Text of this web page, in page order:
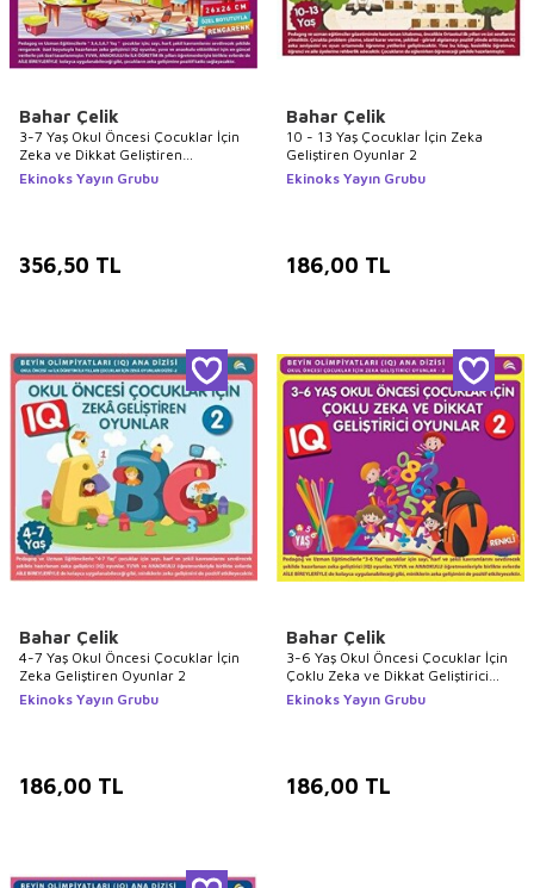
Bahar Çelik
3-7 Yaş Okul Öncesi Çocuklar İçin
Zeka ve Dikkat Geliştiren
Etkinlikler 1
Ekinoks Yayın Grubu
356,50 TL
Bahar Çelik
10 - 13 Yaş Çocuklar İçin Zeka
Geliştiren Oyunlar 2
Ekinoks Yayın Grubu
186,00 TL
Bahar Çelik
4-7 Yaş Okul Öncesi Çocuklar İçin
Zeka Geliştiren Oyunlar 2
Ekinoks Yayın Grubu
186,00 TL
Bahar Çelik
3-6 Yaş Okul Öncesi Çocuklar İçin
Çoklu Zeka ve Dikkat Geliştirici
Oyunlar 2
Ekinoks Yayın Grubu
186,00 TL